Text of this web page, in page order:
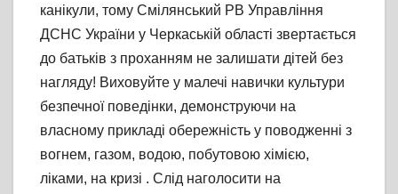
канікули, тому Смілянський РВ Управління
ДСНС України у Черкаській області звертається
до батьків з проханням не залишати дітей без
нагляду! Виховуйте у малечі навички культури
безпечної поведінки, демонструючи на
власному прикладі обережність у поводженні з
вогнем, газом, водою, побутовою хімією,
ліками, на кризі . Слід наголосити на